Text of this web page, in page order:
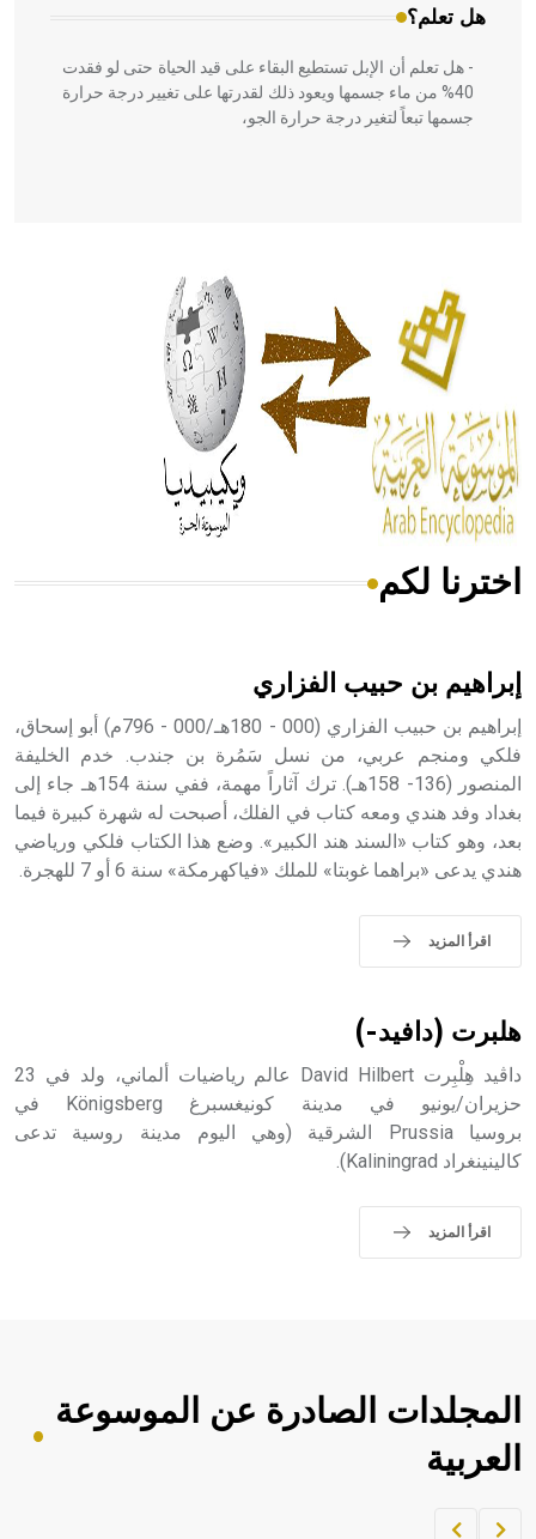
هل تعلم؟
- هل تعلم أن الإبل تستطيع البقاء على قيد الحياة حتى لو فقدت
40% من ماء جسمها ويعود ذلك لقدرتها على تغيير درجة حرارة
جسمها تبعاً لتغير درجة حرارة الجو،
الحكم، الأدلة، تنظيم التغذية، ورسالته في جروح الرأس. ويعود
له الفضل بأنه حرر الطب من الدين والفلسفة.
- هل تعلم أن المرجان إفراز حيواني يتكون في البحر ويتركب
من مادة كربونات الكلسيوم، وهو أحمر أو شديد الحمرة وهو
أجود أنواعه، ويمتاز بكبر الحجم ويسمى الش
هل تعلم أن الأبسيد كلمة فرنسية اللفظ تم اعتمادها مصطلحاً
- هل تعلم أن أبجر Abgar اسم معروف جيداً يعود إلى عدد من
الملوك الذين حكموا مدينة إديسا (الرها) من أبجر الأول وحتى
التاسع، وهم ينتسبون إلى أسرة أوسروين
حيث تقتصر القيمة الصوتية للعلامة الك
اخترنا لكم
إبراهيم بن حبيب الفزاري
إبراهيم بن حبيب الفزاري (000 - 180هـ/000 - 796م) أبو إسحاق،
فلكي ومنجم عربي، من نسل سَمُرة بن جندب. خدم الخليفة
المنصور (136- 158هـ). ترك آثاراً مهمة، ففي سنة 154هـ جاء إلى
بغداد وفد هندي ومعه كتاب في الفلك، أصبحت له شهرة كبيرة فيما
بعد، وهو كتاب «السند هند الكبير». وضع هذا الكتاب فلكي ورياضي
هندي يدعى «براهما غوبتا» للملك «فياكهرمكة» سنة 6 أو 7 للهجرة.
اقرأ المزيد
هلبرت (دافيد-)
داڤيد هِلْبِرت David Hilbert عالم رياضيات ألماني، ولد في 23
حزيران/يونيو في مدينة كونيغسبرغ Königsberg في
بروسيا Prussia الشرقية (وهي اليوم مدينة روسية تدعى
كالينينغراد Kaliningrad).
اقرأ المزيد
المجلدات الصادرة عن الموسوعة
العربية